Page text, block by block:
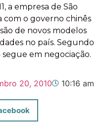
a empresa de São
com o governo chinês
de novos modelos
no país. Segundo
em negociação.
20, 2010 10:16 am